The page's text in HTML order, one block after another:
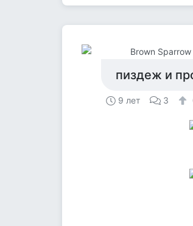
Brown Sparrow
пиздеж и
9 лет 3